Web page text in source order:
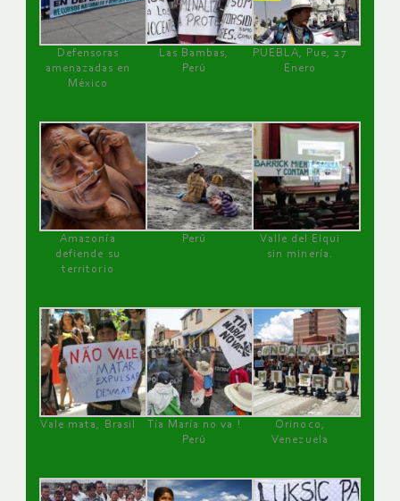
Defensoras
amenazadas en
México
Las Bambas,
Perú
PUEBLA, Pue, 27
Enero
Amazonía
defiende su
territorio
Perú
Valle del Elqui
sin minería.
Vale mata, Brasil
Tía María no va !
Perú
Orinoco,
Venezuela